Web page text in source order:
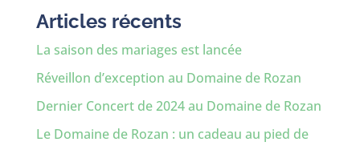
Articles récents
La saison des mariages est lancée
Réveillon d’exception au Domaine de Rozan
Dernier Concert de 2024 au Domaine de Rozan
Le Domaine de Rozan : un cadeau au pied de